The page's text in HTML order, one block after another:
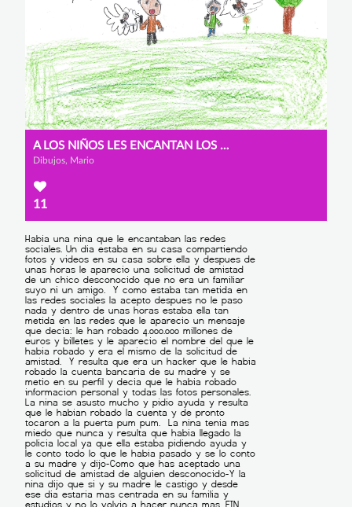
A LOS NIÑOS LES ENCANTAN LOS MÓVILES
Dibujos, Mario
11